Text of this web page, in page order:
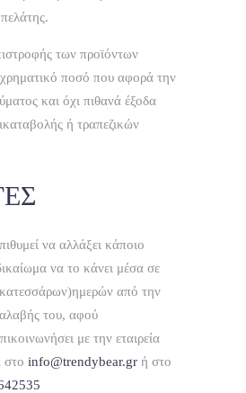
προϊόν με οτιδήποτε άλλο
πελάτης.
των προϊόντων
χρηματικό ποσό που αφορά την
και όχι πιθανά έξοδα
ή τραπεζικών
να αλλάξει κάποιο
να το κάνει μέσα σε
από την
του, αφού
με την εταιρεία
info@trendybear.gr
ή στο